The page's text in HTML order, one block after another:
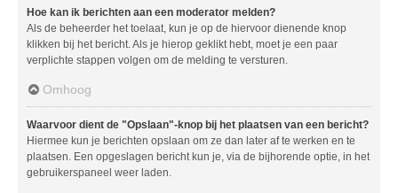
Hoe kan ik berichten aan een moderator melden?
Als de beheerder het toelaat, kun je op de hiervoor dienende knop
klikken bij het bericht. Als je hierop geklikt hebt, moet je een paar
verplichte stappen volgen om de melding te versturen.
Omhoog
Waarvoor dient de "Opslaan"-knop bij het plaatsen van een bericht?
Hiermee kun je berichten opslaan om ze dan later af te werken en te
plaatsen. Een opgeslagen bericht kun je, via de bijhorende optie, in het
gebruikerspaneel weer laden.